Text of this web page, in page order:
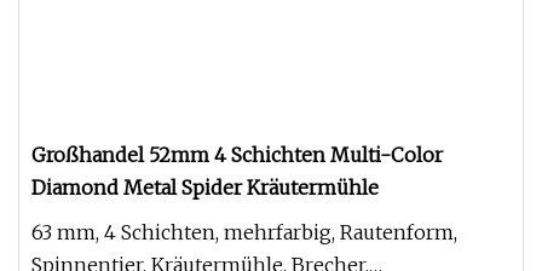
Großhandel 52mm 4 Schichten Multi-Color
Diamond Metal Spider Kräutermühle
63 mm, 4 Schichten, mehrfarbig, Rautenform,
Spinnentier, Kräutermühle, Brecher,